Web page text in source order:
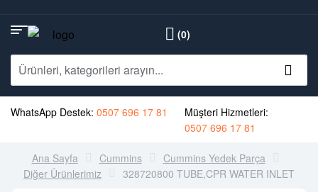
(0)
WhatsApp Destek: 0507 696 17 81
Müşteri Hizmetleri:
0507 696 17 81
Ana Sayfa Cummins
Cummins Yedek Parça
Diğer Ürünlerimiz
328720800 TUBE,CPR WATER INLET